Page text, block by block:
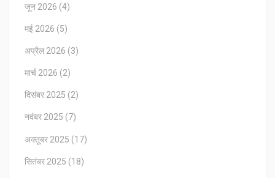
जून 2026 (4)
मई 2026 (5)
अप्रैल 2026 (3)
मार्च 2026 (2)
दिसंबर 2025 (2)
नवंबर 2025 (7)
अक्तूबर 2025 (17)
सितंबर 2025 (18)